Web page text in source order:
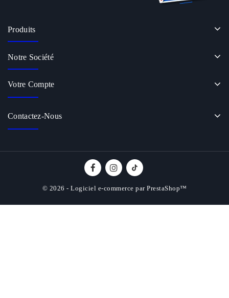
Produits
Notre Société
Votre Compte
Contactez-Nous
© 2026 - Logiciel e-commerce par PrestaShop™